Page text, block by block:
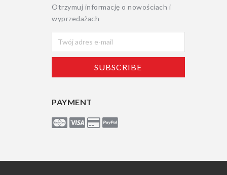
Otrzymuj informację o nowościach i
wyprzedażach
PAYMENT